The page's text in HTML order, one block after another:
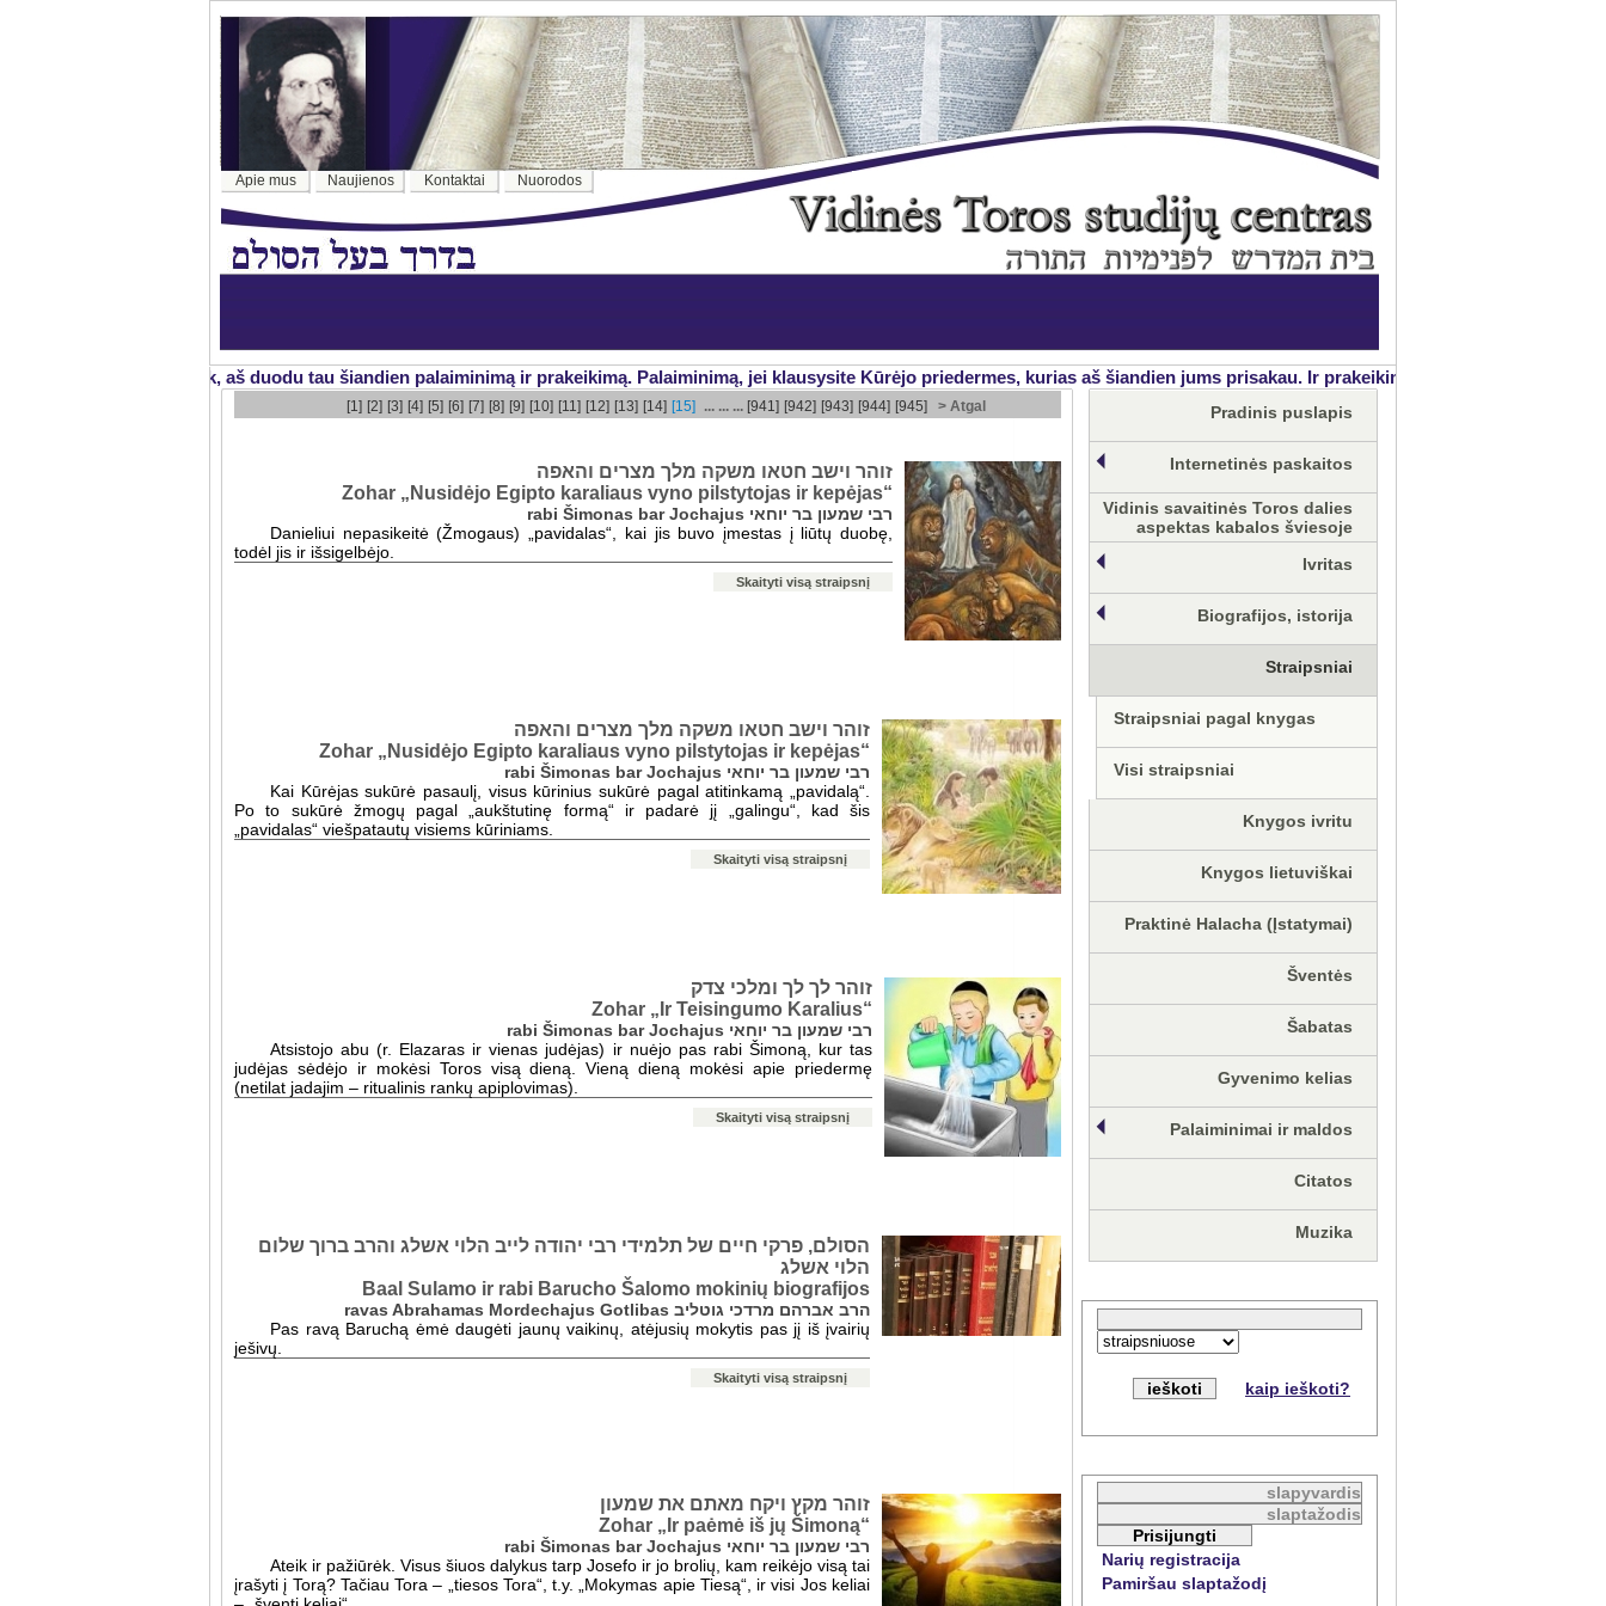
Apie mus Naujienos Kontaktai Nuorodos
„Žiūrėk, aš duodu tau šiandien palaiminimą ir prakeikimą. Palaiminimą, jei klausysite Kūrėjo priedermes, kurias aš šiandien jums prisakau. Ir prakeikimą, jei neklausysite
[1] [2] [3] [4] [5] [6] [7] [8] [9] [10] [11] [12] [13] [14] [15] ... ... ... [941] [942] [943] [944] [945] > Atgal
זוהר וישב חטאו משקה מלך מצרים והאפה
Zohar „Nusidėjo Egipto karaliaus vyno pilstytojas ir kepėjas“
rabi Šimonas bar Jochajus רבי שמעון בר יוחאי
Danieliui nepasikeitė (Žmogaus) „pavidalas“, kai jis buvo įmestas į liūtų duobę,
todėl jis ir išsigelbėjo.
Skaityti visą straipsnį
זוהר וישב חטאו משקה מלך מצרים והאפה
Zohar „Nusidėjo Egipto karaliaus vyno pilstytojas ir kepėjas“
rabi Šimonas bar Jochajus רבי שמעון בר יוחאי
Kai Kūrėjas sukūrė pasaulį, visus kūrinius sukūrė pagal atitinkamą „pavidalą“.
Po to sukūrė žmogų pagal „aukštutinę formą“ ir padarė jį „galingu“, kad šis
„pavidalas“ viešpatautų visiems kūriniams.
Skaityti visą straipsnį
זוהר לך לך ומלכי צדק
Zohar „Ir Teisingumo Karalius“
rabi Šimonas bar Jochajus רבי שמעון בר יוחאי
Atsistojo abu (r. Elazaras ir vienas judėjas) ir nuėjo pas rabi Šimoną, kur tas
judėjas sėdėjo ir mokėsi Toros visą dieną. Vieną dieną mokėsi apie priedermę
(netilat jadajim – ritualinis rankų apiplovimas).
Skaityti visą straipsnį
הסולם, פרקי חיים של תלמידי רבי יהודה לייב הלוי אשלג והרב ברוך שלום
הלוי אשלג
Baal Sulamo ir rabi Barucho Šalomo mokinių biografijos
ravas Abrahamas Mordechajus Gotlibas הרב אברהם מרדכי גוטליב
Pas ravą Baruchą ėmė daugėti jaunų vaikinų, atėjusių mokytis pas jį iš įvairių
ješivų.
Skaityti visą straipsnį
זוהר מקץ ויקח מאתם את שמעון
Zohar „Ir paėmė iš jų Šimoną“
rabi Šimonas bar Jochajus רבי שמעון בר יוחאי
Ateik ir pažiūrėk. Visus šiuos dalykus tarp Josefo ir jo brolių, kam reikėjo visą tai
įrašyti į Torą? Tačiau Tora – „tiesos Tora“, t.y. „Mokymas apie Tiesą“, ir visi Jos keliai
Pradinis puslapis
Internetinės paskaitos
Vidinis savaitinės Toros dalies
aspektas kabalos šviesoje
Ivritas
Biografijos, istorija
Straipsniai
Straipsniai pagal knygas
Visi straipsniai
Knygos ivritu
Knygos lietuviškai
Praktinė Halacha (Įstatymai)
Šventės
Šabatas
Gyvenimo kelias
Palaiminimai ir maldos
Citatos
Muzika
kaip ieškoti?
Narių registracija
Pamiršau slaptažodį